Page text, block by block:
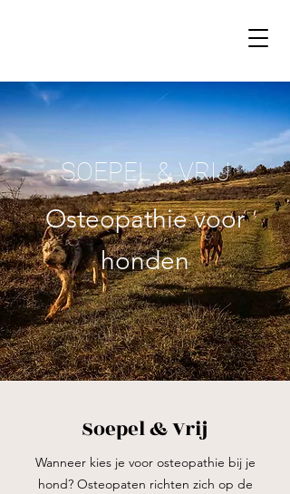
SOEPEL & VRIJ
Osteopathie voor
honden
Soepel & Vrij
Wanneer kies je voor osteopathie bij je
hond? Osteopaten richten zich op de